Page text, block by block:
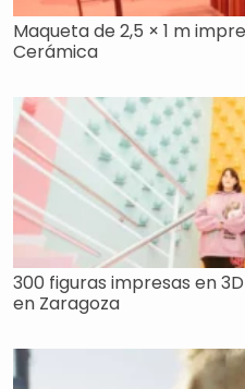
Maqueta de 2,5 × 1 m
Cerámica
300 figuras impresas en
en Zaragoza